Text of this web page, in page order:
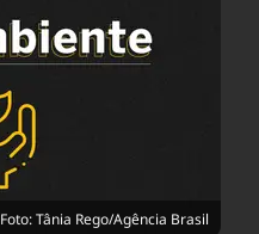
Política
Saúde
Foto: Tânia Rego/Agência Brasil